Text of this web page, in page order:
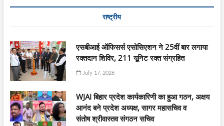
राष्ट्रीय
एसबीआई ऑफिसर्स एसोसिएशन ने 25वीं बार लगाया
रक्तदान शिविर, 211 यूनिट रक्त संग्रहित
July 17, 2026
WJAI बिहार प्रदेश कार्यकारिणी का हुआ गठन, अक्षय
आनंद बने प्रदेश अध्यक्ष, सागर महासचिव व
संतोष श्रीवास्तव संगठन सचिव